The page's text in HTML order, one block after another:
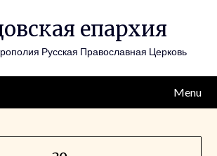
епархия
Русская Православная Церковь
Menu